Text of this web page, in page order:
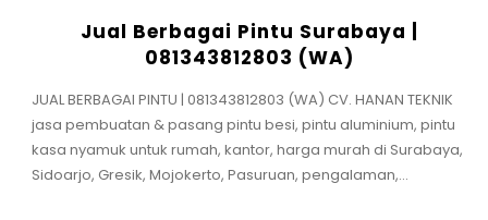
Jual Berbagai Pintu Surabaya |
081343812803 (WA)
JUAL BERBAGAI PINTU | 081343812803 (WA) CV. HANAN TEKNIK
jasa pembuatan & pasang pintu besi, pintu aluminium, pintu
kasa nyamuk untuk rumah, kantor, harga murah di Surabaya,
Sidoarjo, Gresik, Mojokerto, Pasuruan, pengalaman,...